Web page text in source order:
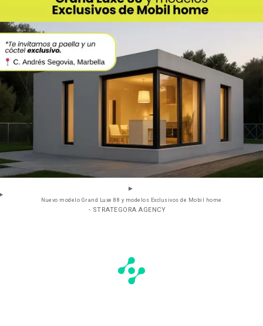
Nuevo modelo Grand Luxe 88 y modelos Exclusivos de Mobil home
- STRATEGORA AGENCY